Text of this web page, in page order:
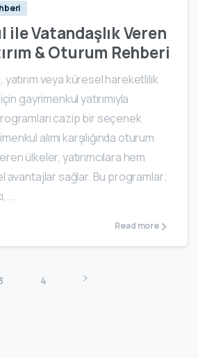
ile Vatandaşlık Veren
& Oturum Rehberi
yatırım veya küresel hareketlilik
gayrimenkul yatırımıyla
cazip bir seçenek
alımı karşılığında oturum
ülkeler, yatırımcılara hem
avantajlar sağlar. Bu programlar;
Read more
4